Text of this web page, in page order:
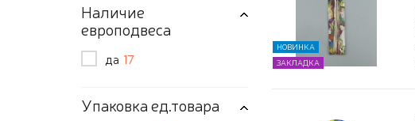
Наличие
европодвеса
да 17
Упаковка ед.товара
НОВИНКА
ЗАКЛАДКА